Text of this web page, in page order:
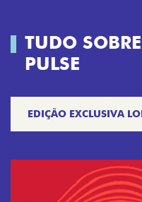
TUDO
PULSE
EDIÇÃO EXCLUSIVA